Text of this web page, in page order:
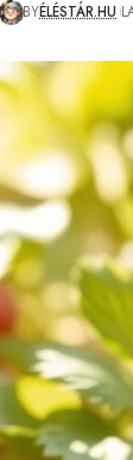
BYÉLÉSTÁR.HU